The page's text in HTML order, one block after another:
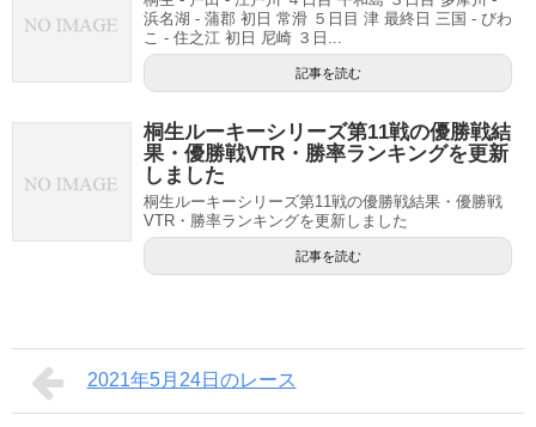
浜名湖 - 蒲郡 初日 常滑 ５日目 津 最終日 三国 - びわ
こ - 住之江 初日 尼崎 ３日...
記事を読む
桐生ルーキーシリーズ第11戦の優勝戦結
果・優勝戦VTR・勝率ランキングを更新
しました
桐生ルーキーシリーズ第11戦の優勝戦結果・優勝戦
VTR・勝率ランキングを更新しました
記事を読む
2021年5月24日のレース